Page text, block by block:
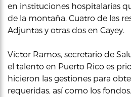
en instituciones hospitalarias
de la montaña. Cuatro de las
Adjuntas y otras dos en Cayey.
Víctor Ramos, secretario de
el talento en Puerto Rico es
hicieron las gestiones para
requeridas, así como los fondos.